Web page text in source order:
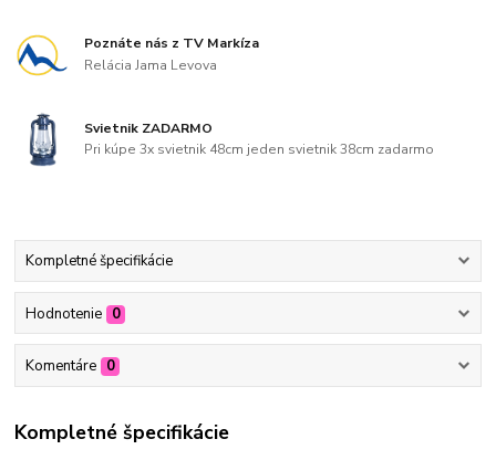
Poznáte nás z TV Markíza
Relácia Jama Levova
Svietnik ZADARMO
Pri kúpe 3x svietnik 48cm jeden svietnik 38cm zadarmo
Kompletné špecifikácie
Hodnotenie 0
Komentáre 0
Kompletné špecifikácie